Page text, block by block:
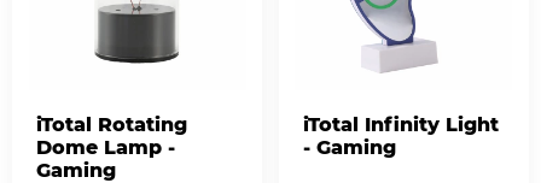
iTotal Rotating
Dome Lamp -
Gaming
iTotal Infinity Light
- Gaming